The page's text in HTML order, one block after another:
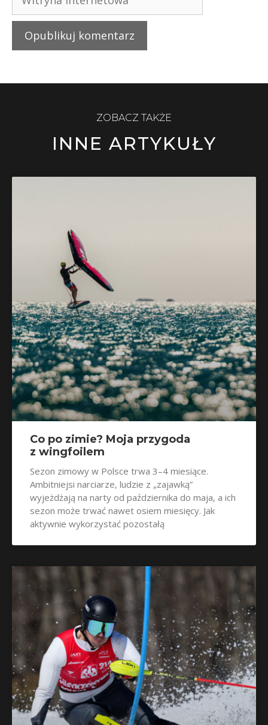
ZOBACZ TAKŻE
INNE ARTYKUŁY
Co po zimie? Moja przygoda
z wingfoilem
Sezon zimowy w Polsce trwa 3–4 miesiące.
Ambitniejsi narciarze, ludzie z „zajawką”
wyjeżdżają na narty od października do maja, a ich
sezon może trwać nawet osiem miesięcy. Jak
aktywnie wykorzystać pozostałą